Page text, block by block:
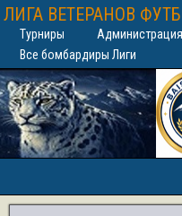
ЛИГА ВЕТЕРАНОВ
Турниры Администрация
Все бомбардиры Лиги